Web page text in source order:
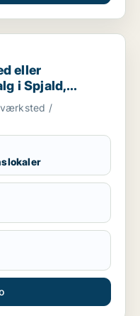
til salg i
eller
i Spjald,
værksted /